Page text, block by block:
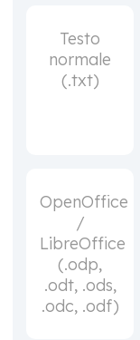
Testo
normale
(.txt)
OpenOffice
/
LibreOffice
(.odp,
.odt, .ods,
.odc, .odf)